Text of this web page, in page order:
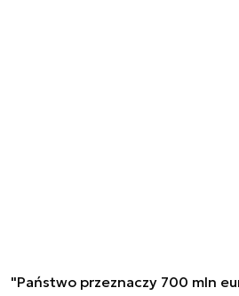
"Państwo przeznaczy 700 mln